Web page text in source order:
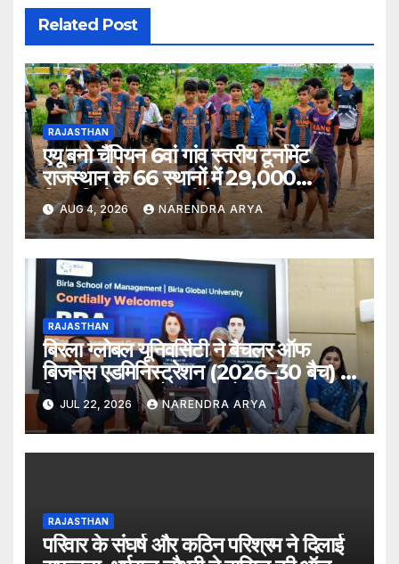
Related Post
RAJASTHAN
एयू बनो चैंपियन 6वां गांव स्तरीय टूर्नामेंट
राजस्थान के 66 स्थानों में 29,000
खिलाड़ियों की भागीदारी के साथ संपन्न हुआ
AUG 4, 2026 NARENDRA ARYA
RAJASTHAN
बिरला ग्लोबल यूनिवर्सिटी ने बैचलर ऑफ
बिजनेस एडमिनिस्ट्रेशन (2026–30 बैच) के
लिए दीक्षारंभ समारोह का आयोजन किया
JUL 22, 2026 NARENDRA ARYA
RAJASTHAN
परिवार के संघर्ष और कठिन परिश्रम ने दिलाई